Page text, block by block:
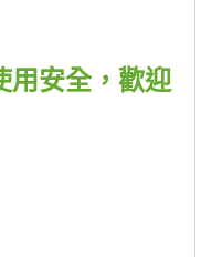
用安全，歡迎